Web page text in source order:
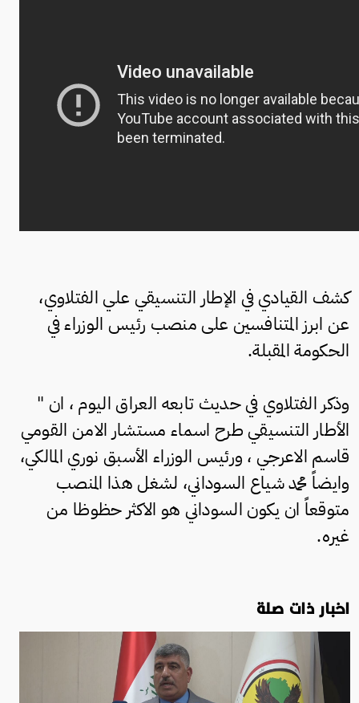
كشف القيادي في الإطار التنسيقي علي الفتلاوي،
عن ابرز المتنافسين على منصب رئيس الوزراء في
الحكومة المقبلة.
وذكر الفتلاوي في حديث تابعه العراق اليوم ، ان "
الأطار التنسيقي طرح اسماء مستشار الامن القومي
قاسم الاعرجي ، ورئيس الوزراء الأسبق نوري المالكي،
وايضاً محمد شياع السوداني، لشغل هذا المنصب
متوقعاً ان يكون السوداني هو الاكثر حظوظا من
غيره.
اخبار ذات صلة